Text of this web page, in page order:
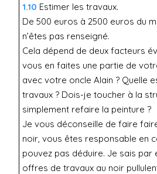
1.10 Estimer les travaux.
De 500 euros à 2500 euros du
n’êtes pas renseigné.
Cela dépend de deux facteurs
vous en faites une partie de
avec votre oncle Alain ? Quelle
travaux ? Dois-je toucher à la
simplement refaire la peinture ?
Je vous déconseille de faire
noir, vous êtes responsable en
pouvez pas déduire. Je sais par
offres de travaux au noir